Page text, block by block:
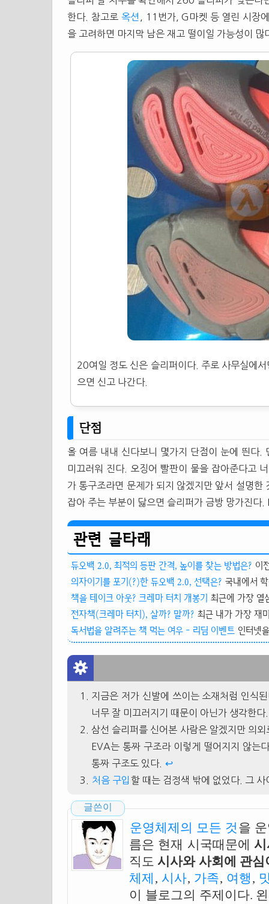
한다. 참고로 옥션
, 11번가, G마켓 등 열린 시장
을 고려하면 마지막 남은 재고 떨이일 가능성이
20여일 정도 신은 슬리퍼 이다. 주로 사무실에
으면 신고 나간다.
단점
올 여름 내내 신다보니 몇가지 단점이 눈에 띈다.
미끄러워 진다. 오징어 빨판이 물을 잡아준다고
가 통구조라면 문제가 되지 않겠지만 앞서 설명
잡아 주는 부분이 닳으면 슬리퍼 가 금방 망가진다
관련 글타래
듀오백 2.0, 최적의 등판 간격, 높이를 찾는 방법은? 이
의자이기를 포기(?)한 듀오백 2.0, 선택은? 국내에서
책을 테이크 아웃? 크레마 터치 개봉기 최근에 가장 열
전자책(크레마 터치), 살까? 말까? 최근 내가 가장 재
독서법을 알려주는 책 먹는 여우 - 리딤 이벤트 인터넷
지금은 저가 신발에 쓰이는 소재처럼 인식
너무 잘 미끄러지기 때문이 아닌가 생각한
삼선 슬리퍼 를 신어본 사람은 알겠지만 의
EVA는 통짜 구조라 이렇게 떨어지지 않는
통짜 구조도 있다. ↩
처음 구입 할 때는 검정색 밖에 없었다. 그
글쓴이
운영체제의 모든 것 을
름은 현재 시국때문에
직도 시사와 사회에 관
체제 , 시사, 가족, 여행 ,
이 블로그의 주제이다.